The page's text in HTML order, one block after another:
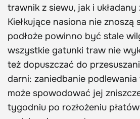
trawnik z siewu, jak i
Kiełkujące nasiona nie znoszą
podłoże powinno być stale
wszystkie gatunki traw nie
też dopuszczać do
darni: zaniedbanie podlewania
może spowodować jej
tygodniu po rozłożeniu